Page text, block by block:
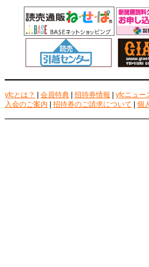
yfcとは？ 会員特典 招待券情報 yfcニュー
入会のご案内
招待券のご請求について 個